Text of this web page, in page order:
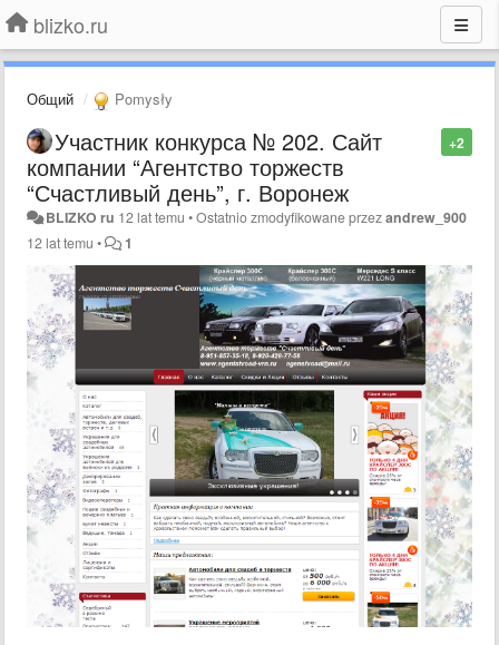
blizko.ru
Общий Pomysły
+2
Участник конкурса № 202. Сайт
компании “Агентство торжеств
“Счастливый день”, г. Воронеж
BLIZKO ru 12 lat temu •Ostatnio zmodyfikowane przezandrew_900
12 lat temu • 1